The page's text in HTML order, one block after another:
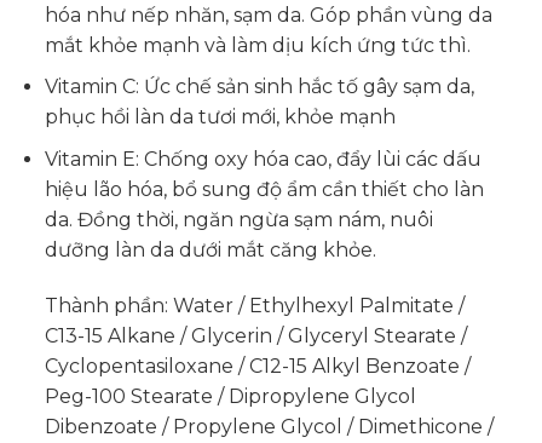
hóa như nếp nhăn, sạm da. Góp phần vùng da
mắt khỏe mạnh và làm dịu kích ứng tức thì.
Vitamin C: Ức chế sản sinh hắc tố gây sạm da,
phục hồi làn da tươi mới, khỏe mạnh
Vitamin E: Chống oxy hóa cao, đẩy lùi các dấu
hiệu lão hóa, bổ sung độ ẩm cần thiết cho làn
da. Đồng thời, ngăn ngừa sạm nám, nuôi
dưỡng làn da dưới mắt căng khỏe.
Thành phần: Water / Ethylhexyl Palmitate /
C13-15 Alkane / Glycerin / Glyceryl Stearate /
Cyclopentasiloxane / C12-15 Alkyl Benzoate /
Peg-100 Stearate / Dipropylene Glycol
Dibenzoate / Propylene Glycol / Dimethicone /